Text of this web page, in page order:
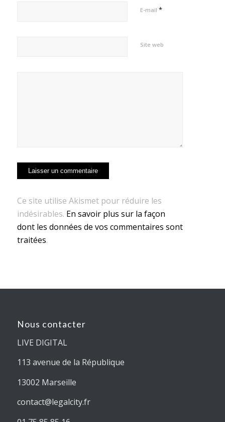
E-mail *
Site web
Ce site utilise Akismet pour réduire les
indésirables. En savoir plus sur la façon
dont les données de vos commentaires sont
traitées.
Nous contacter
LIVE DIGITAL
113 avenue de la République
13002 Marseille
contact@legalcity.fr